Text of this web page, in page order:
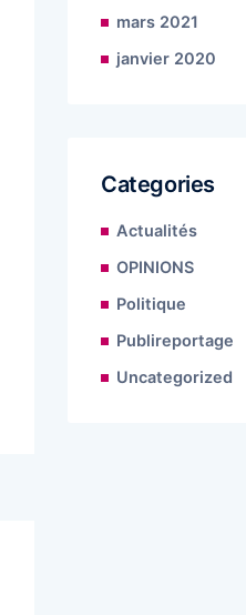
mars 2021
janvier 2020
Categories
Actualités
OPINIONS
Politique
Publireportage
Uncategorized